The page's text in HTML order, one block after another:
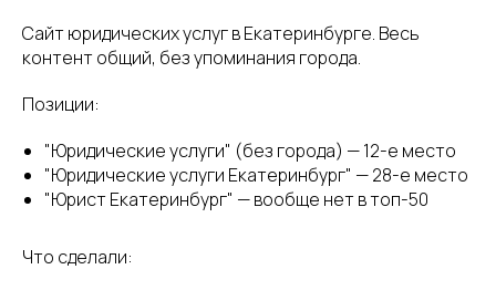
Сайт юридических услуг в Екатеринбурге. Весь
контент общий, без упоминания города.
Позиции:
"Юридические услуги" (без города) — 12-е место
"Юридические услуги Екатеринбург" — 28-е место
"Юрист Екатеринбург" — вообще нет в топ-50
Что сделали: